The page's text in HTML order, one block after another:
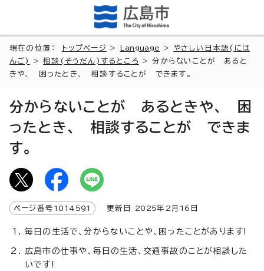
現在の位置： トップページ > Language > やさしい日本語(にほ
んご)
>相談(そうだん)するところ
> 分からないことが あると
きや、 困ったとき、 相談することが できます。
分からないことが あるときや、 困
ったとき、 相談することが できま
す。
ページ番号 1014591 更新日 2025年2月 16 日
毎日の生活で、分からないことや、困ったことがあります!
広島市の仕事や、毎日の生活、交通事故のことが相談した
いです!